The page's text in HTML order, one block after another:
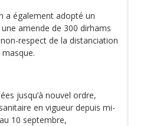
a également adopté un
amende de 300 dirhams
respect de la distanciation
jusqu’à nouvel ordre,
en vigueur depuis mi-
10 septembre,